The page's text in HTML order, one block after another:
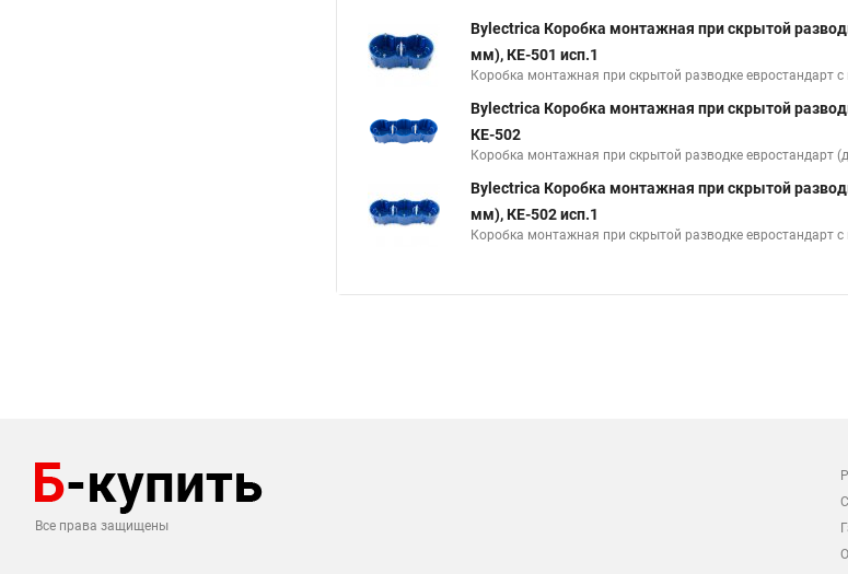
Bylectrica Коробка монтажная при скрытой
мм), КЕ-501 исп.1
Коробка монтажная при скрытой разводке евростандарт
Bylectrica Коробка монтажная при скрытой
КЕ-502
Коробка монтажная при скрытой разводке евростандарт
Bylectrica Коробка монтажная при скрытой
мм), КЕ-502 исп.1
Коробка монтажная при скрытой разводке евростандарт
Все права защищены